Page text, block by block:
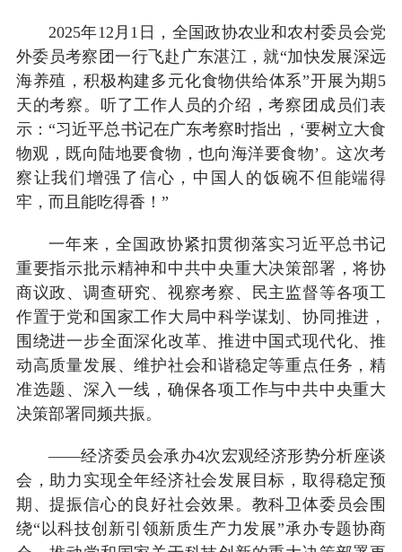
2025年12月1日，全国政协农业和农村委员会党
外委员考察团一行飞赴广东湛江，就“加快发展深远
海养殖，积极构建多元化食物供给体系”开展为期5
天的考察。听了工作人员的介绍，考察团成员们表
示：“习近平总书记在广东考察时指出，‘要树立大食
物观，既向陆地要食物，也向海洋要食物’。这次考
察让我们增强了信心，中国人的饭碗不但能端得
牢，而且能吃得香！”
一年来，全国政协紧扣贯彻落实习近平总书记
重要指示批示精神和中共中央重大决策部署，将协
商议政、调查研究、视察考察、民主监督等各项工
作置于党和国家工作大局中科学谋划、协同推进，
围绕进一步全面深化改革、推进中国式现代化、推
动高质量发展、维护社会和谐稳定等重点任务，精
准选题、深入一线，确保各项工作与中共中央重大
决策部署同频共振。
——经济委员会承办4次宏观经济形势分析座谈
会，助力实现全年经济社会发展目标，取得稳定预
期、提振信心的良好社会效果。教科卫体委员会围
绕“以科技创新引领新质生产力发展”承办专题协商